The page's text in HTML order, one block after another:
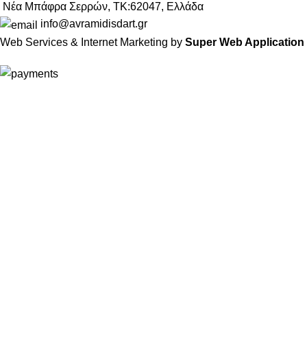
Νέα Μπάφρα Σερρών, ΤΚ:62047, Ελλάδα
info@avramidisdart.gr
Web Services & Internet Marketing by Super Web Application